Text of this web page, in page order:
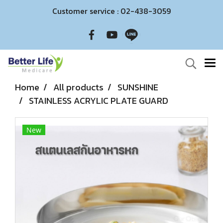
Customer service : 02-438-3059
Home All products
SUNSHINE
STAINLESS ACRYLIC PLATE GUARD
New